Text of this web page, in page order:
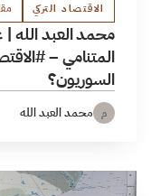
الاقتصاد التركي
محمد العبد الله
المتنامي –
السوريون؟
م محمد العبد الله